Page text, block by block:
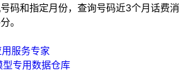
码和指定月份，查询号码近3个月话费消
。
服务专家
专用数据仓库